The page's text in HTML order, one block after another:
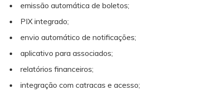
emissão automática de boletos;
PIX integrado;
envio automático de notificações;
aplicativo para associados;
relatórios financeiros;
integração com catracas e acesso;